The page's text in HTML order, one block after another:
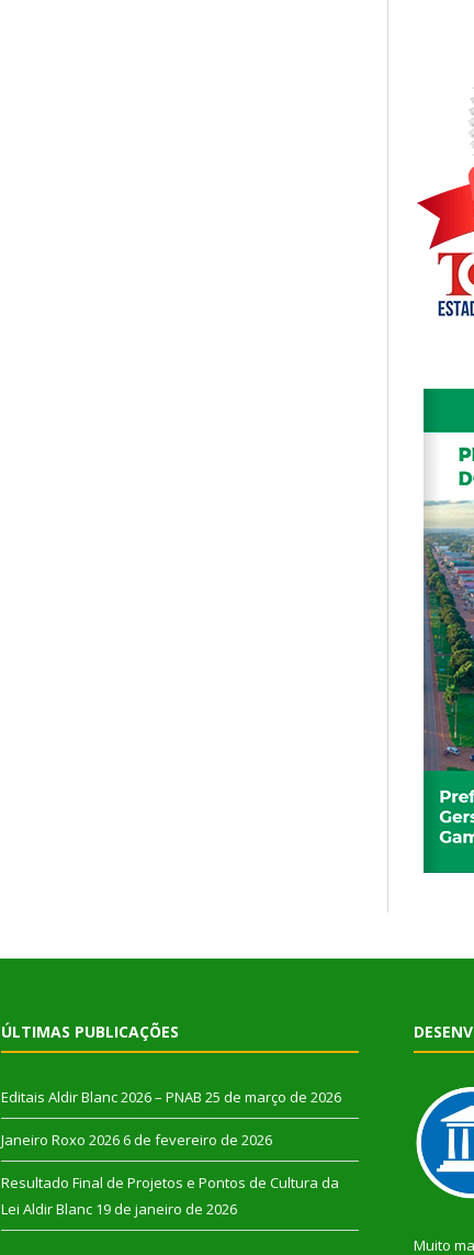
ÚLTIMAS PUBLICAÇÕES
Editais Aldir Blanc 2026 – PNAB 25 de março de 2026
Janeiro Roxo 2026 6 de fevereiro de 2026
Resultado Final de Projetos e Pontos de Cultura da
Lei Aldir Blanc 19 de janeiro de 2026
Muito